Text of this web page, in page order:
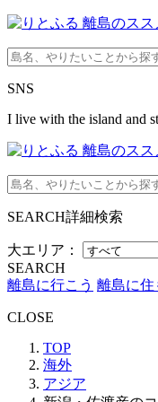
SNS
I live with the island and
SEARCH詳細検索
大エリア：
SEARCH
離島に行こう 離島に住
CLOSE
TOP
海外
アジア